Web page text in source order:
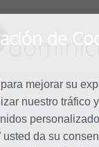
de
mejorar su
nuestro tráfico
usted da su